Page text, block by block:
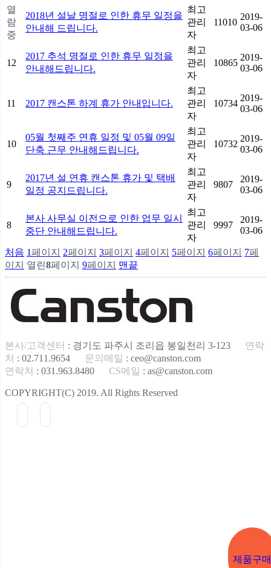
제품구매
열
람
중
2018년 설날 명절로 인한 휴무 일정을
안내해 드립니다.
최고
관리
자
11010
2019-
03-06
12
2017 추석 명절로 인한 휴무 일정을
안내해드립니다.
최고
관리
자
10865
2019-
03-06
11 2017 캔스톤 하계 휴가 안내입니다.
최고
관리
자
10734
2019-
03-06
10
05월 첫째주 연휴 일정 및 05월 09일
단축 근무 안내해드립니다.
최고
관리
자
10732
2019-
03-06
9
2017년 설 연휴 캔스톤 휴가 및 택배
일정 공지드립니다.
최고
관리
자
9807
2019-
03-06
8
본사 사무실 이전으로 인한 업무 일시
중단 안내해드립니다.
최고
관리
자
9997
2019-
03-06
처음 1페이지 2페이지 3페이지 4페이지 5페이지 6페이지 7페
이지
열린 8페이지 9페이지 맨끝
본사/고객센터 : 경기도 파주시 조리읍 봉일천리 3-123
연락
처 : 02.711.9654 문의메일 : ceo@canston.com
연락처 : 031.963.8480 CS메일 : as@canston.com
COPYRIGHT(C) 2019. All Rights Reserved